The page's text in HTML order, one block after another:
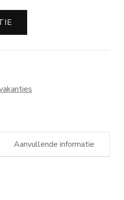
Aanvullende informatie